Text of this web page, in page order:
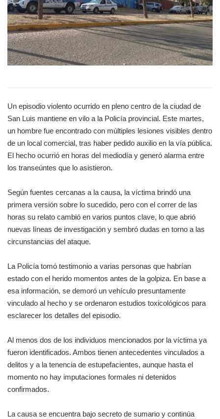
Un episodio violento ocurrido en pleno centro de la ciudad de
San Luis mantiene en vilo a la Policía provincial. Este martes,
un hombre fue encontrado con múltiples lesiones visibles dentro
de un local comercial, tras haber pedido auxilio en la vía pública.
El hecho ocurrió en horas del mediodía y generó alarma entre
los transeúntes que lo asistieron.
Según fuentes cercanas a la causa, la víctima brindó una
primera versión sobre lo sucedido, pero con el correr de las
horas su relato cambió en varios puntos clave, lo que abrió
nuevas líneas de investigación y sembró dudas en torno a las
circunstancias del ataque.
La Policía tomó testimonio a varias personas que habrían
estado con el herido momentos antes de la golpiza. En base a
esa información, se demoró un vehículo presuntamente
vinculado al hecho y se ordenaron estudios toxicológicos para
esclarecer los detalles del episodio.
Al menos dos de los individuos mencionados por la víctima ya
fueron identificados. Ambos tienen antecedentes vinculados a
delitos y a la tenencia de estupefacientes, aunque hasta el
momento no hay imputaciones formales ni detenidos
confirmados.
La causa se encuentra bajo secreto de sumario y continúa